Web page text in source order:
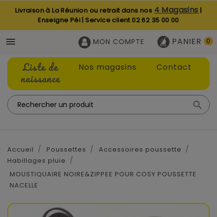
Livraison à La Réunion ou retrait dans nos 4 Magasins |
Enseigne Péi | Service client02 62 35 00 00
 PANIER 0
MON COMPTE
Liste de
naissance
Nos magasins Contact

Accueil Poussettes
Accessoires poussette
Habillages pluie
MOUSTIQUAIRE NOIRE&ZIPPEE POUR COSY POUSSETTE
NACELLE